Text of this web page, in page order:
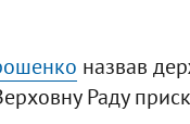
назвав
Раду